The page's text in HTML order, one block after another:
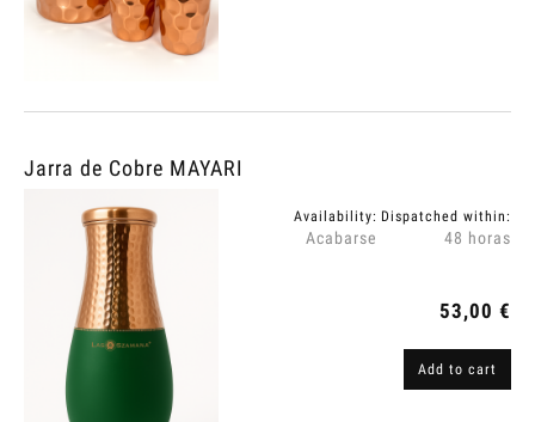
Jarra de Cobre MAYARI
Availability:
Acabarse
Dispatched within:
48 horas
53,00 €
Add to cart